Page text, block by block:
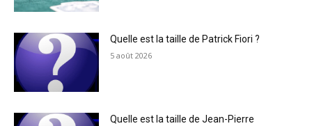
Quelle est la taille de Patrick Fiori ?
5 août 2026
Quelle est la taille de Jean-Pierre